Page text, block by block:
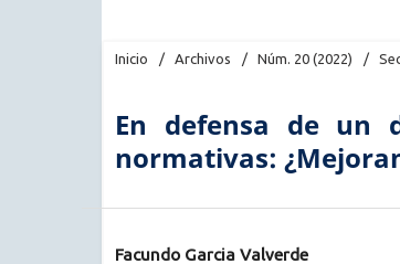
Inicio / Archivos / Núm. 20 (2022) /
En defensa de un
normativas:
Facundo Garcia Valverde